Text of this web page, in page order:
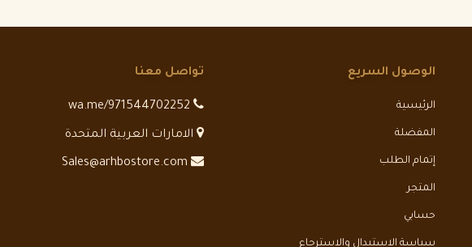
الوصول السريع
الرئيسية
المفضلة
إتمام الطلب
المتجر
حسابي
سياسة الاستبدال والاسترجاع
تواصل معنا
الامارات العربية المتحدة